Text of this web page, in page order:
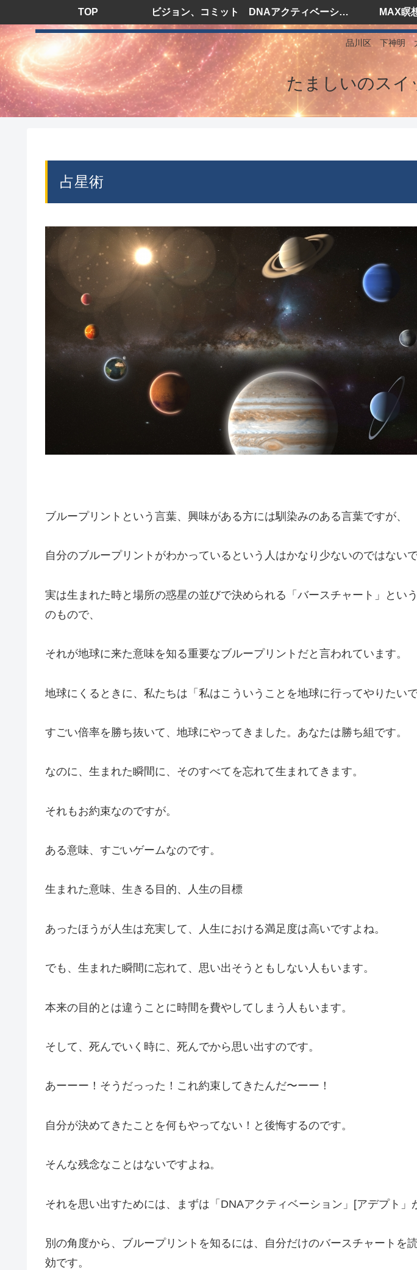
品川区 下神明
たましいのスイ
TOP ビジョン、コミット DNAアクティベーション MAX瞑
占星術
ブループリントという言葉、興味がある方には馴染みのある言葉ですが、
自分のブループリントがわかっているという人はかなり少ないのではない
実は生まれた時と場所の惑星の並びで決められる「バースチャート」とい
のもので、
それが地球に来た意味を知る重要なブループリントだと言われています。
地球にくるときに、私たちは「私はこういうことを地球に行ってやりたい
すごい倍率を勝ち抜いて、地球にやってきました。あなたは勝ち組です。
なのに、生まれた瞬間に、そのすべてを忘れて生まれてきます。
それもお約束なのですが。
ある意味、すごいゲームなのです。
生まれた意味、生きる目的、人生の目標
あったほうが人生は充実して、人生における満足度は高いですよね。
でも、生まれた瞬間に忘れて、思い出そうともしない人もいます。
本来の目的とは違うことに時間を費やしてしまう人もいます。
そして、死んでいく時に、死んでから思い出すのです。
あーーー！そうだっった！これ約束してきたんだ〜ーー！
自分が決めてきたことを何もやってない！と後悔するのです。
そんな残念なことはないですよね。
それを思い出すためには、まずは「DNAアクティベーション」[アデプト」
別の角度から、ブループリントを知るには、自分だけのバースチャートを
効です。